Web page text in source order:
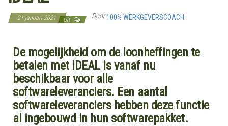
21 januari 2021 Uit Door100% WERKGEVERSCOACH
De mogelijkheid om de loonheffingen te
betalen met iDEAL is vanaf nu
beschikbaar voor alle
softwareleveranciers. Een aantal
softwareleveranciers hebben deze functie
al ingebouwd in hun softwarepakket.